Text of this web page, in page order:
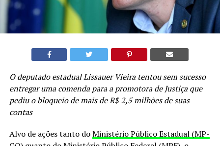
O deputado estadual Lissauer Vieira tentou sem sucesso
entregar uma comenda para a promotora de Justiça que
pediu o bloqueio de mais de R$ 2,5 milhões de suas
contas
Alvo de ações tanto doMinistério Público Estadual (MP-